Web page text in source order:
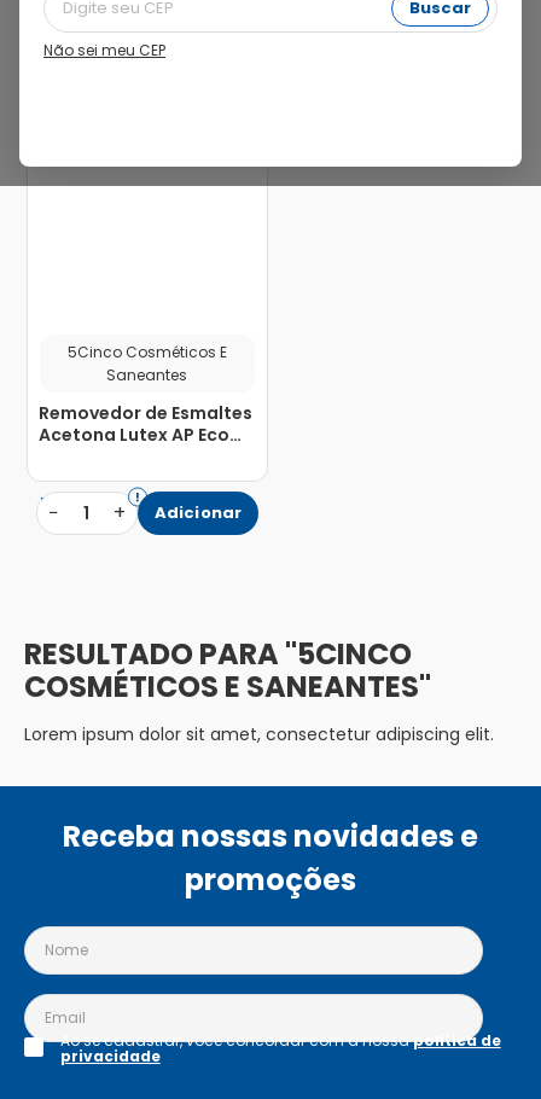
Buscar
Não sei meu CEP
5Cinco Cosméticos E
Saneantes
Removedor de Esmaltes
Acetona Lutex AP Eco
R$ 8 50
− 1 + Adicionar
5CINCO
COSMÉTICOS E SANEANTES
Lorem ipsum dolor sit amet, consectetur adipiscing elit.
Receba nossas novidades e
promoções
Ao se cadastrar, você concordar com a nossapolítica de
privacidade